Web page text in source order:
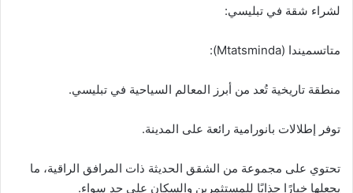
لشراء شقة في تبليسي:
متاتسميندا (Mtatsminda):
منطقة تاريخية تُعد من أبرز المعالم السياحية في تبليسي.
توفر إطلالات بانورامية رائعة على المدينة.
تحتوي على مجموعة من الشقق الحديثة ذات المرافق الراقية، ما
يجعلها خيارًا جذابًا للمستثمرين والسكان على حد سواء.